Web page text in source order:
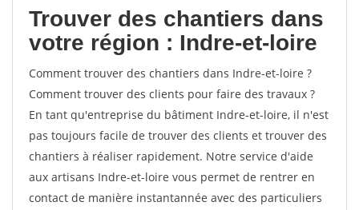
Trouver des chantiers dans
votre région : Indre-et-loire
Comment trouver des chantiers dans Indre-et-loire ?
Comment trouver des clients pour faire des travaux ?
En tant qu'entreprise du bâtiment Indre-et-loire, il n'est
pas toujours facile de trouver des clients et trouver des
chantiers à réaliser rapidement. Notre service d'aide
aux artisans Indre-et-loire vous permet de rentrer en
contact de manière instantannée avec des particuliers